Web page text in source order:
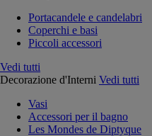
Portacandele e candelabri
Coperchi e basi
Piccoli accessori
Vedi tutti
Decorazione d'Interni Vedi tutti
Vasi
Accessori per il bagno
Les Mondes de Diptyque